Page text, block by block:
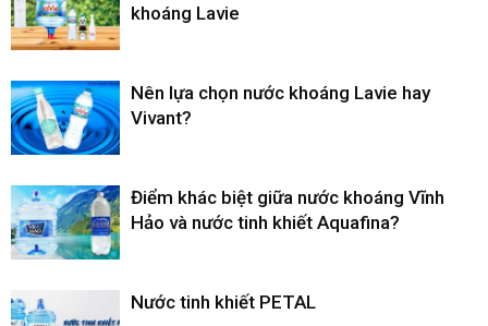
khoáng Lavie
Nên lựa chọn nước khoáng Lavie hay
Vivant?
Điểm khác biệt giữa nước khoáng Vĩnh
Hảo và nước tinh khiết Aquafina?
Nước tinh khiết PETAL